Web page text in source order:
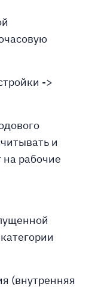
->
и
на рабочие
(внутренняя